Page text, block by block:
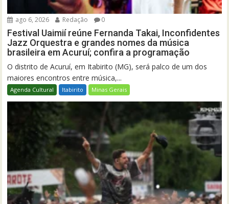
ago 6, 2026 Redação 0
Festival Uaimií reúne Fernanda Takai, Inconfidentes
Jazz Orquestra e grandes nomes da música
brasileira em Acuruí; confira a programação
O distrito de Acuruí, em Itabirito (MG), será palco de um dos
maiores encontros entre música,...
Agenda Cultural Itabirito Minas Gerais